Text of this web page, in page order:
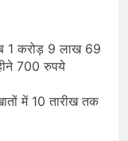
1 करोड़ 9 लाख 69
700 रुपये
में 10 तारीख तक